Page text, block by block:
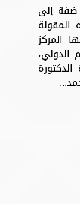
ضفة إلى
المقولة
المركز
الدولي،